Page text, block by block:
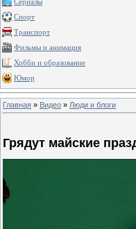
Сериалы
Спорт
Транспорт
Фильмы и анимация
Хобби и образование
Юмор
Главная » Видео » Люди и блоги
Грядут майские